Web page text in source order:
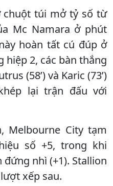
túi mở tỷ số từ
Mc Namara ở phút
hoàn tất cú đúp ở
hiệp 2, các bàn thắng
(58’) và Karic (73’)
lại trận đấu với
Melbourne City tạm
số +5, trong khi
nhì (+1). Stallion
xếp sau.